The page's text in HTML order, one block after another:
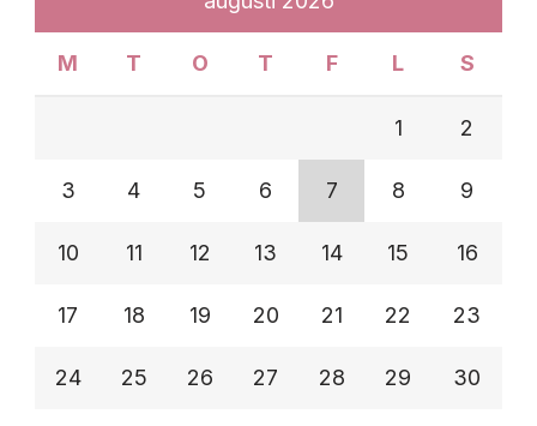
M T O T F L S
1 2
3 4 5 6 7 8 9
10 11 12 13 14 15 16
17 18 19 20 21 22 23
24 25 26 27 28 29 30